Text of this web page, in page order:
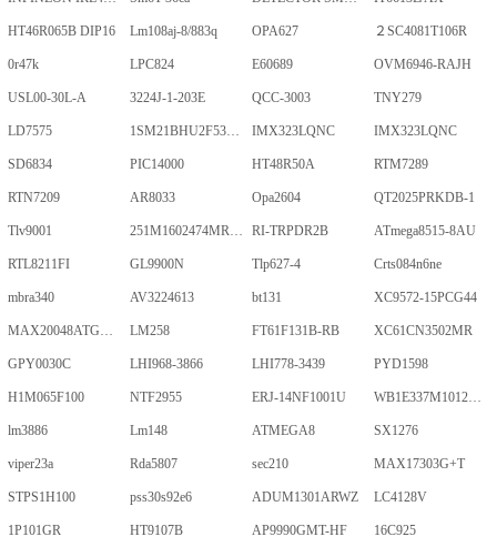
HT46R065B DIP16 Lm108aj-8/883q OPA627 ２SC4081T106R
0r47k LPC824 E60689 OVM6946-RAJH
USL00-30L-A 3224J-1-203E QCC-3003 TNY279
LD7575 1SM21BHU2F53E2VGNE IMX323LQNC IMX323LQNC
SD6834 PIC14000 HT48R50A RTM7289
RTN7209 AR8033 Opa2604 QT2025PRKDB-1
Tlv9001 251M1602474MR09M RI-TRPDR2B ATmega8515-8AU
RTL8211FI GL9900N Tlp627-4 Crts084n6ne
mbra340 AV3224613 bt131 XC9572-15PCG44
MAX20048ATGA/VY+ LM258 FT61F131B-RB XC61CN3502MR
GPY0030C LHI968-3866 LHI778-3439 PYD1598
H1M065F100 NTF2955 ERJ-14NF1001U WB1E337M1012MPA
lm3886 Lm148 ATMEGA8 SX1276
viper23a Rda5807 sec210 MAX17303G+T
STPS1H100 pss30s92e6 ADUM1301ARWZ LC4128V
1P101GR HT9107B AP9990GMT-HF 16C925